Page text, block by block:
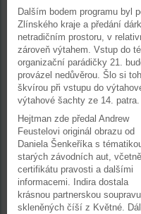
Dalším bodem programu byl
Zlínského kraje a předání
netradičním prostoru, v
zároveň výtahem. Vstup do
organizační parádičky 21.
provázel nedůvěrou. Šlo si
škvírou při vstupu do
výtahové šachty ze 14. patra.
Hejtman zde předal Andrew
Feustelovi originál obrazu od
Daniela Šenkeříka s
starých závodních aut, včetně
certifikátu pravosti a dalšími
informacemi. Indira dostala
krásnou partnerskou soupravu
skleněných číší z Květné.